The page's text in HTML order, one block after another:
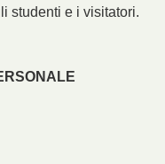
studenti e i visitatori.